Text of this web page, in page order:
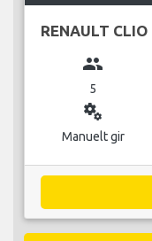
RENAULT CLIO
group
5
miscellaneous_services
Manuelt gir